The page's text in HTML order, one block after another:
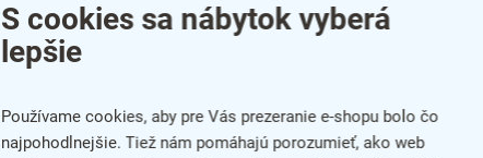
S cookies sa nábytok vyberá
lepšie
Používame cookies, aby pre Vás prezeranie e-shopu bolo čo
najpohodlnejšie. Tiež nám pomáhajú porozumieť, ako web